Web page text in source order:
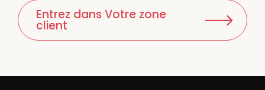
Entrez dans Votre zone
client